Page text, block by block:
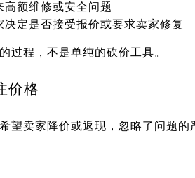
高额维修或安全问题
决定是否接受报价或要求卖家修复
过程，不是单纯的砍价工具。
价格
望卖家降价或返现，忽略了问题的